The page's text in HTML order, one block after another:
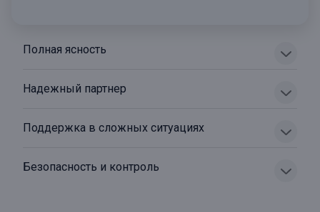
Полная ясность
Надежный партнер
Поддержка в сложных ситуациях
Безопасность и контроль